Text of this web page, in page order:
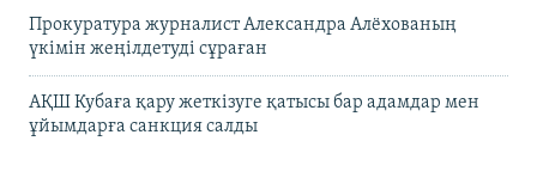
Прокуратура журналист Александра Алёхованың
үкімін жеңілдетуді сұраған
АҚШ Кубаға қару жеткізуге қатысы бар адамдар мен
ұйымдарға санкция салды